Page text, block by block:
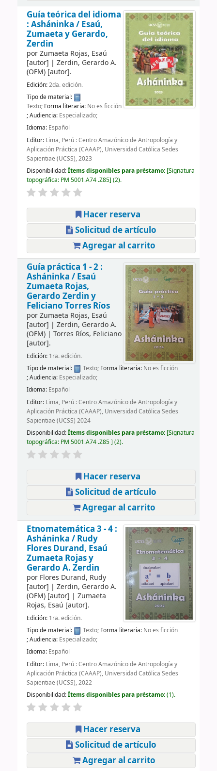
Guía teórica del idioma
: Asháninka / Esaú,
Zumaeta y Gerardo,
Zerdin
porZumaeta Rojas, Esaú
[autor] | Zerdin, Gerardo A.
(OFM)[autor].
Edición:2da. edición.
Tipo de material:
Texto; Forma literaria: No es ficción
; Audiencia: Especializado;
Idioma: Español
Editor: Lima, Perú : Centro Amazónico de Antropología y
Aplicación Práctica (CAAAP), Universidad Católica Sedes
Sapientiae (UCSS), 2023
Disponibilidad:Ítems disponibles para préstamo: Signatura
topográfica: PM 5001.A74 .Z85 (2).
Hacer reserva
Solicitud de artículo
Agregar al carrito
Guía práctica 1 - 2 :
Asháninka / Esaú
Zumaeta Rojas,
Gerardo Zerdin y
Feliciano Torres Ríos
porZumaeta Rojas, Esaú
[autor] | Zerdin, Gerardo A.
(OFM)| Torres Ríos, Feliciano
[autor].
Edición: 1ra. edición.
Tipo de material:
Texto; Forma literaria: No es ficción
; Audiencia: Especializado;
Idioma: Español
Editor: Lima, Perú : Centro Amazónico de Antropología y
Aplicación Práctica (CAAAP), Universidad Católica Sedes
Sapientiae (UCSS) 2024
Disponibilidad:Ítems disponibles para préstamo: Signatura
topográfica: PM 5001.A74 .Z85 (2).
Hacer reserva
Solicitud de artículo
Agregar al carrito
Etnomatemática 3 - 4 :
Asháninka / Rudy
Flores Durand, Esaú
Zumaeta Rojas y
Gerardo A. Zerdin
por Flores Durand, Rudy
[autor] | Zerdin, Gerardo A.
(OFM)[autor] | Zumaeta
Rojas, Esaú [autor].
Edición: 1ra. edición.
Tipo de material:
Texto; Forma literaria: No es ficción
; Audiencia: Especializado;
Idioma: Español
Editor: Lima, Perú : Centro Amazónico de Antropología y
Aplicación Práctica (CAAAP), Universidad Católica Sedes
Sapientiae (UCSS), 2022
Disponibilidad:Ítems disponibles para préstamo:(1).
Hacer reserva
Solicitud de artículo
Agregar al carrito